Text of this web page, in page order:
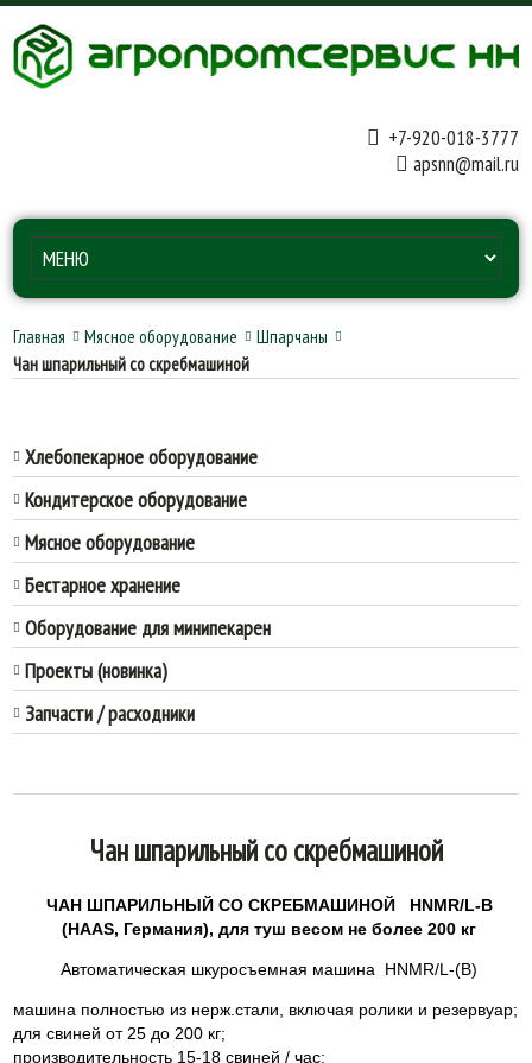
+7-920-018-3777
apsnn@mail.ru
Главная Мясное оборудование
Шпарчаны
Чан шпарильный со скребмашиной
Хлебопекарное оборудование
Кондитерское оборудование
Мясное оборудование
Бестарное хранение
Оборудование для минипекарен
Проекты (новинка)
Запчасти / расходники
Чан шпарильный со скребмашиной
ЧАН ШПАРИЛЬНЫЙ СО СКРЕБМАШИНОЙ HNMR/L-B
(HAAS, Германия), для туш весом не более 200 кг
Автоматическая шкуросъемная машина HNMR/L-(B)
машина полностью из нерж.стали, включая ролики и резервуар;
для свиней от 25 до 200 кг;
производительность 15-18 свиней / час;